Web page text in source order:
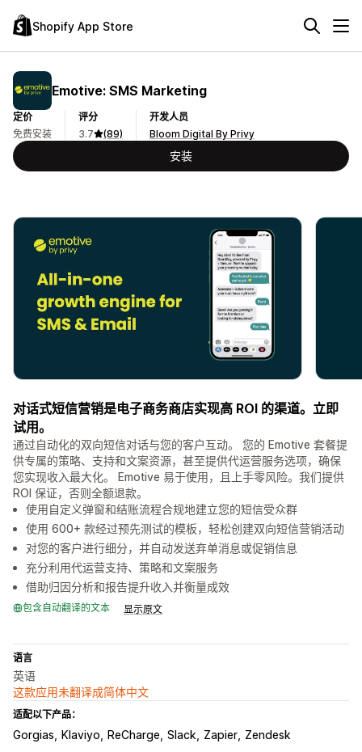
Shopify App Store
Emotive: SMS Marketing
定价
免费安装
评分
3.7
(89)
开发人员
Bloom Digital By Privy
安装
对话式短信营销是电子商务商店实现高 ROI 的渠道。立即
试用。
通过自动化的双向短信对话与您的客户互动。 您的 Emotive 套餐提
供专属的策略、支持和文案资源，甚至提供代运营服务选项，确保
您实现收入最大化。 Emotive 易于使用，且上手零风险。我们提供
ROI 保证，否则全额退款。
使用自定义弹窗和结账流程合规地建立您的短信受众群
使用 600+ 款经过预先测试的模板，轻松创建双向短信营销活动
对您的客户进行细分，并自动发送弃单消息或促销信息
充分利用代运营支持、策略和文案服务
借助归因分析和报告提升收入并衡量成效
包含自动翻译的文本 显示原文
语言
英语
这款应用未翻译成简体中文
适配以下产品：
Gorgias Klaviyo ReCharge Slack Zapier Zendesk